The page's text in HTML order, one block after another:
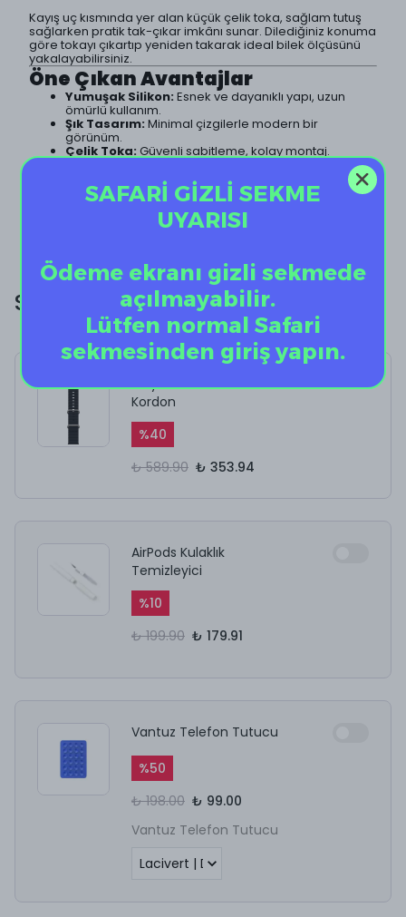
Kayış uç kısmında yer alan küçük çelik toka, sağlam tutuş
sağlarken pratik tak-çıkar imkânı sunar. Dilediğiniz konuma
göre tokayı çıkartıp yeniden takarak ideal bilek ölçüsünü
yakalayabilirsiniz.
Öne Çıkan Avantajlar
Yumuşak Silikon: Esnek ve dayanıklı yapı, uzun
ömürlü kullanım.
Şık Tasarım: Minimal çizgilerle modern bir
görünüm.
Çelik Toka: Güvenli sabitleme, kolay montaj.
Tekrar tekrar takıp çıkarılabilen
Ürün yalnızca kayış içerir; Apple Watch cihazı pakete dahil
SİZE ÖZEL EKSTRA İNDİRİM!
Onyx - Ocean Silikon
Kordon
%40
₺ 589.90 ₺ 353.94
AirPods Kulaklık
Temizleyici
%10
₺ 199.90 ₺ 179.91
Vantuz Telefon Tutucu
%50
₺ 198.00 ₺ 99.00
Vantuz Telefon Tutucu
SAFARİ GİZLİ SEKME
UYARISI
Ödeme ekranı gizli sekmede
açılmayabilir.
Lütfen normal Safari
sekmesinden giriş yapın.